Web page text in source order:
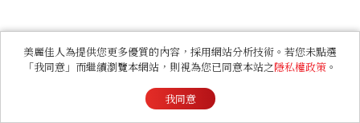
美麗佳人為提供您更多優質的內容，採用網站分析技術。若您未點選
「我同意」而繼續瀏覽本網站，則視為您已同意本站之隱私權政策 。
我同意